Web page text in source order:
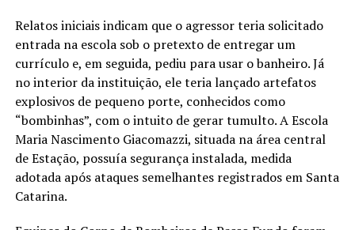
Relatos iniciais indicam que o agressor teria solicitado
entrada na escola sob o pretexto de entregar um
currículo e, em seguida, pediu para usar o banheiro. Já
no interior da instituição, ele teria lançado artefatos
explosivos de pequeno porte, conhecidos como
“bombinhas”, com o intuito de gerar tumulto. A Escola
Maria Nascimento Giacomazzi, situada na área central
de Estação, possuía segurança instalada, medida
adotada após ataques semelhantes registrados em Santa
Catarina.